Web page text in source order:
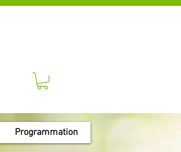
Programmation